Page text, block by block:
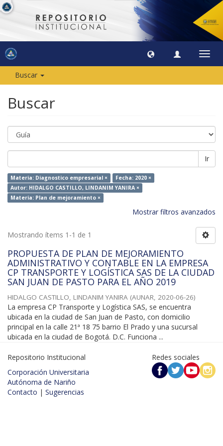
Buscar
Buscar
Ir
Materia: Diagnostico empresarial ×
Fecha: 2020 ×
Autor: HIDALGO CASTILLO, LINDANIM YANIRA ×
Materia: Plan de mejoramiento ×
Mostrar filtros avanzados
Mostrando ítems 1-1 de 1
PROPUESTA DE PLAN DE MEJORAMIENTO
ADMINISTRATIVO Y CONTABLE EN LA EMPRESA
CP TRANSPORTE Y LOGÍSTICA SAS DE LA CIUDAD
SAN JUAN DE PASTO PARA EL AÑO 2019
HIDALGO CASTILLO, LINDANIM YANIRA (AUNAR, 2020-06-26)
La empresa CP Transporte y Logística SAS, se encuentra
ubicada en la ciudad de San Juan de Pasto, con domicilio
principal en la calle 21ª 18 75 barrio El Prado y una sucursal
ubicada en la ciudad de Bogotá. D.C. Funciona ...
Repositorio Institucional
Corporación Universitaria
Autónoma de Nariño
Contacto | Sugerencias
Redes sociales